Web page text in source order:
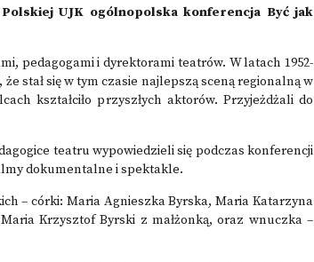
UJK ogólnopolska konferencja Być jak
pedagogami i dyrektorami teatrów. W latach 1952-
stał się w tym czasie najlepszą sceną regionalną w
kształciło przyszłych aktorów. Przyjeżdżali do
teatru wypowiedzieli się podczas konferencji
dokumentalne i spektakle.
– córki: Maria Agnieszka Byrska, Maria Katarzyna
Krzysztof Byrski z małżonką, oraz wnuczka –